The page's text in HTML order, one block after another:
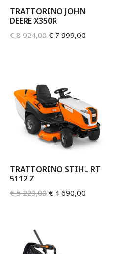
TRATTORINO JOHN
DEERE X350R
€8 924,00 € 7 999,00
TRATTORINO STIHL RT
5112 Z
€5 229,00 € 4 690,00